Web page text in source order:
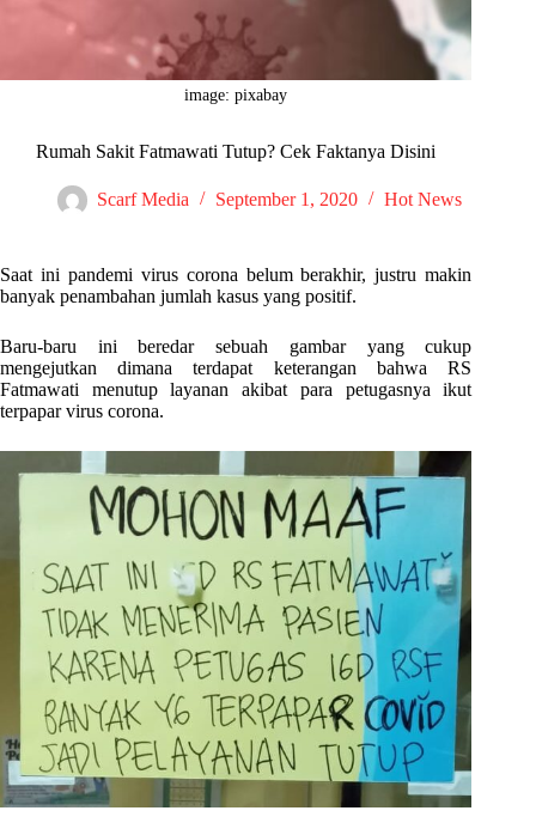
image: pixabay
Rumah Sakit Fatmawati Tutup? Cek Faktanya Disini
Scarf Media September 1, 2020 Hot News
Saat ini pandemi virus corona belum berakhir, justru makin
banyak penambahan jumlah kasus yang positif.
Baru-baru ini beredar sebuah gambar yang cukup
mengejutkan dimana terdapat keterangan bahwa RS
Fatmawati menutup layanan akibat para petugasnya ikut
terpapar virus corona.